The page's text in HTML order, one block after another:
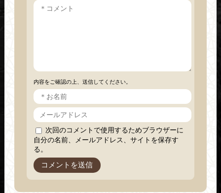
内容をご確認の上、送信してください。
次回のコメントで使用するためブラウザーに
自分の名前、メールアドレス、サイトを保存す
る。